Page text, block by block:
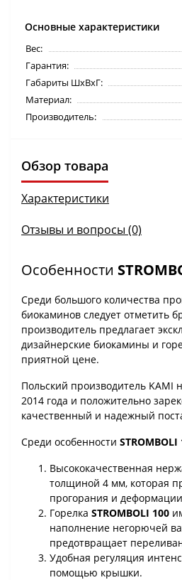
Основные характеристики
Вес:
Гарантия:
Габариты ШхВхГ:
Материал:
Производитель:
Обзор товара
Характеристики
Отзывы и вопросы (0)
Особенности
Среди большого количества
биокаминов следует отметить
производитель предлагает
дизайнерские биокамины и
приятной цене.
Польский производитель KAMI
2014 года и положительно
качественный и надежный
Среди особенности STROMBOLI
Высококачественная
толщиной 4 мм, которая
прогорания и
Горелка STROMBOLI 100
наполнение негорючей
предотвращает
Удобная регуляция
помощью крышки.